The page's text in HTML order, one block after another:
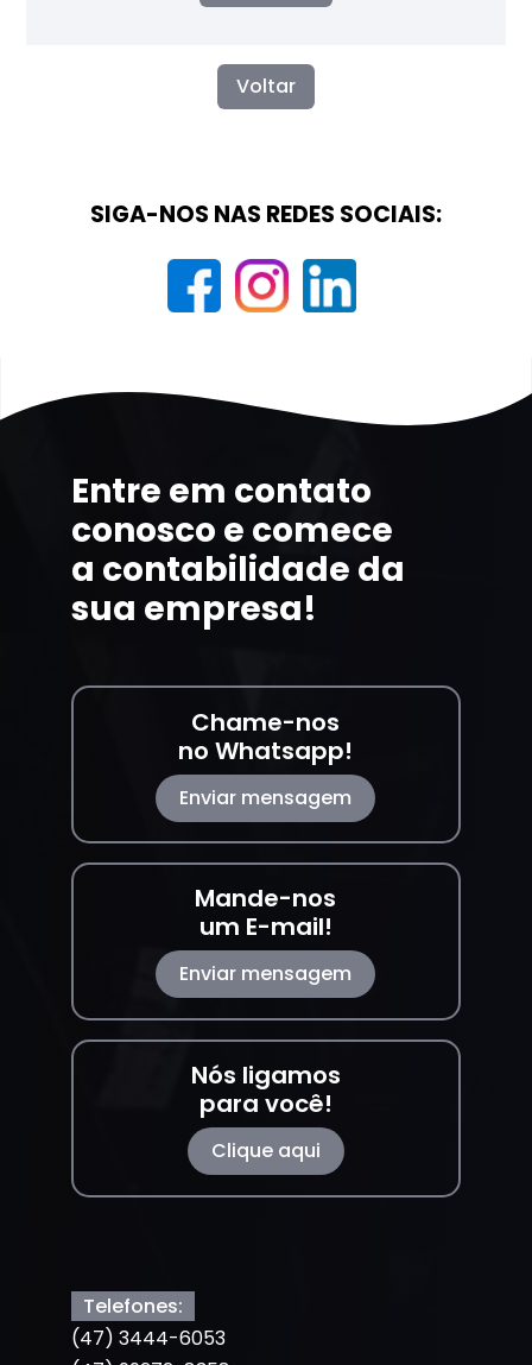
Voltar
SIGA-NOS NAS REDES SOCIAIS:
Entre em contato
conosco e comece
a contabilidade da
sua empresa!
Chame-nos
no Whatsapp!
Enviar mensagem
Mande-nos
um E-mail!
Enviar mensagem
Nós ligamos
para você!
Clique aqui
Telefones:
(47) 3444-6053